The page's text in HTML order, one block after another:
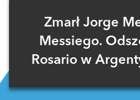
Zmarł Jorge
Messiego.
Rosario w